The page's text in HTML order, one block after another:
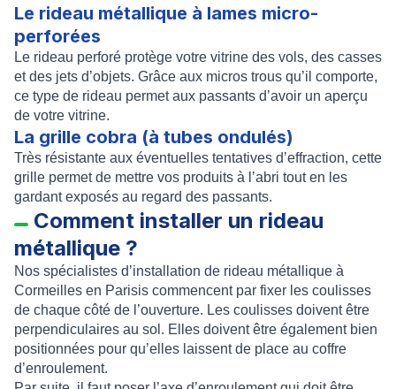
Le rideau métallique à lames micro-
perforées
Le rideau perforé protège votre vitrine des vols, des casses
et des jets d’objets. Grâce aux micros trous qu’il comporte,
ce type de rideau permet aux passants d’avoir un aperçu
de votre vitrine.
La grille cobra (à tubes ondulés)
Très résistante aux éventuelles tentatives d’effraction, cette
grille permet de mettre vos produits à l’abri tout en les
gardant exposés au regard des passants.
Comment installer un rideau
métallique ?
Nos spécialistes d’installation de rideau métallique à
Cormeilles en Parisis commencent par fixer les coulisses
de chaque côté de l’ouverture. Les coulisses doivent être
perpendiculaires au sol. Elles doivent être également bien
positionnées pour qu’elles laissent de place au coffre
d’enroulement.